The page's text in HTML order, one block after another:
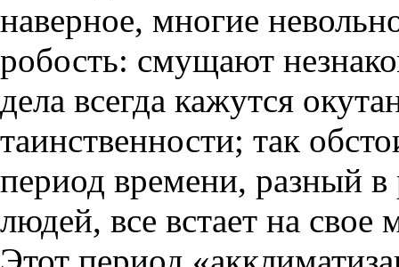
наверное, многие
робость: смущают
дела всегда кажутся
таинственности; так
период времени, разный
людей, все встает на